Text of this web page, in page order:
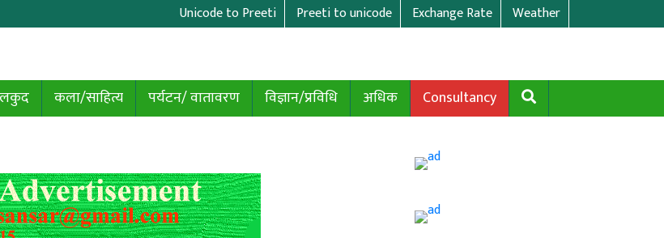
Unicode to Preeti Preeti to unicode Exchange Rate Weather
कला/साहित्य पर्यटन/ वातावरण विज्ञान/प्रविधि अधिक Consultancy